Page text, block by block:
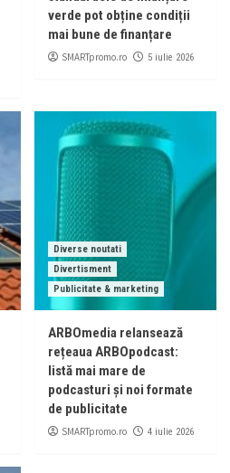
verde pot obține condiții
mai bune de finanțare
SMARTpromo.ro 5 iulie 2026
Diverse noutati
Divertisment
Publicitate & marketing
ARBOmedia relansează
rețeaua ARBOpodcast:
listă mai mare de
podcasturi și noi formate
de publicitate
SMARTpromo.ro 4 iulie 2026